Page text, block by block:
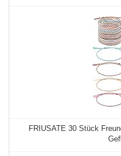
FRIUSATE 30 Stück